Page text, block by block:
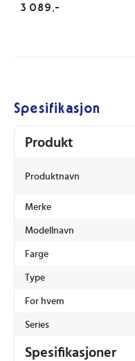
3 089,-
Spesifikasjon
Produkt
Produktnavn
Merke
Modellnavn
Farge
Type
For hvem
Series
Spesifikasjoner